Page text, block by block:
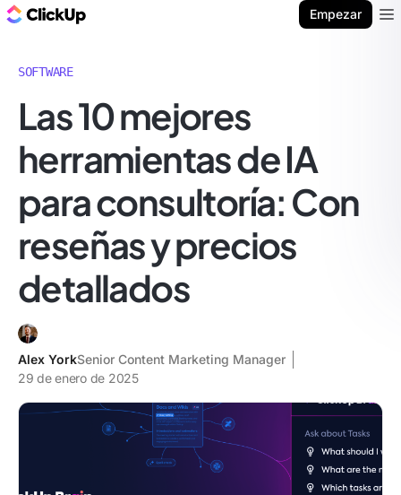
Empezar
SOFTWARE
Las 10 mejores
herramientas de IA
para consultoría: Con
reseñas y precios
detallados
Alex YorkSenior Content Marketing Manager
29 de enero de 2025